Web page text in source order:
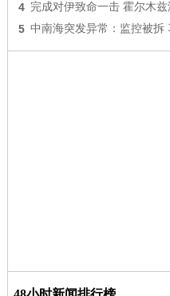
4 完成对伊致命一击 霍尔木
5 中南海突发异常：监控被拆